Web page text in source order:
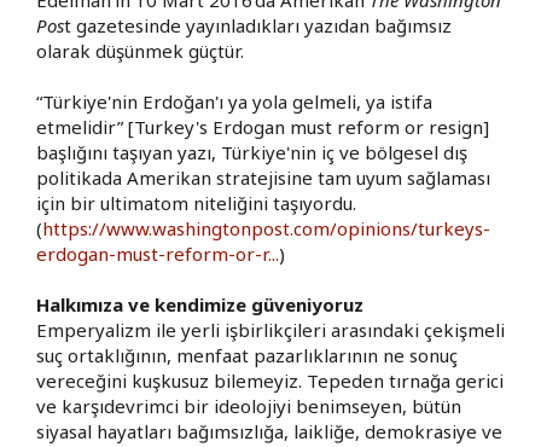
Post gazetesinde yayınladıkları yazıdan bağımsız
olarak düşünmek güçtür.
“Türkiye'nin Erdoğan'ı ya yola gelmeli, ya istifa
etmelidir” [Turkey's Erdogan must reform or resign]
başlığını taşıyan yazı, Türkiye'nin iç ve bölgesel dış
politikada Amerikan stratejisine tam uyum sağlaması
için bir ultimatom niteliğini taşıyordu.
(https://www.washingtonpost.com/opinions/turkeys-
erdogan-must-reform-or-r...)
Halkımıza ve kendimize güveniyoruz
Emperyalizm ile yerli işbirlikçileri arasındaki çekişmeli
suç ortaklığının, menfaat pazarlıklarının ne sonuç
vereceğini kuşkusuz bilemeyiz. Tepeden tırnağa gerici
ve karşıdevrimci bir ideolojiyi benimseyen, bütün
siyasal hayatları bağımsızlığa, laikliğe, demokrasiye ve